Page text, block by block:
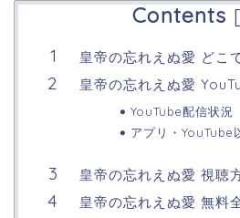
Contents [
皇帝の忘れえぬ愛 どこ
皇帝の忘れえぬ愛
YouTube配信状況
アプリ・YouTube
皇帝の忘れえぬ愛 視聴
皇帝の忘れえぬ愛 無料